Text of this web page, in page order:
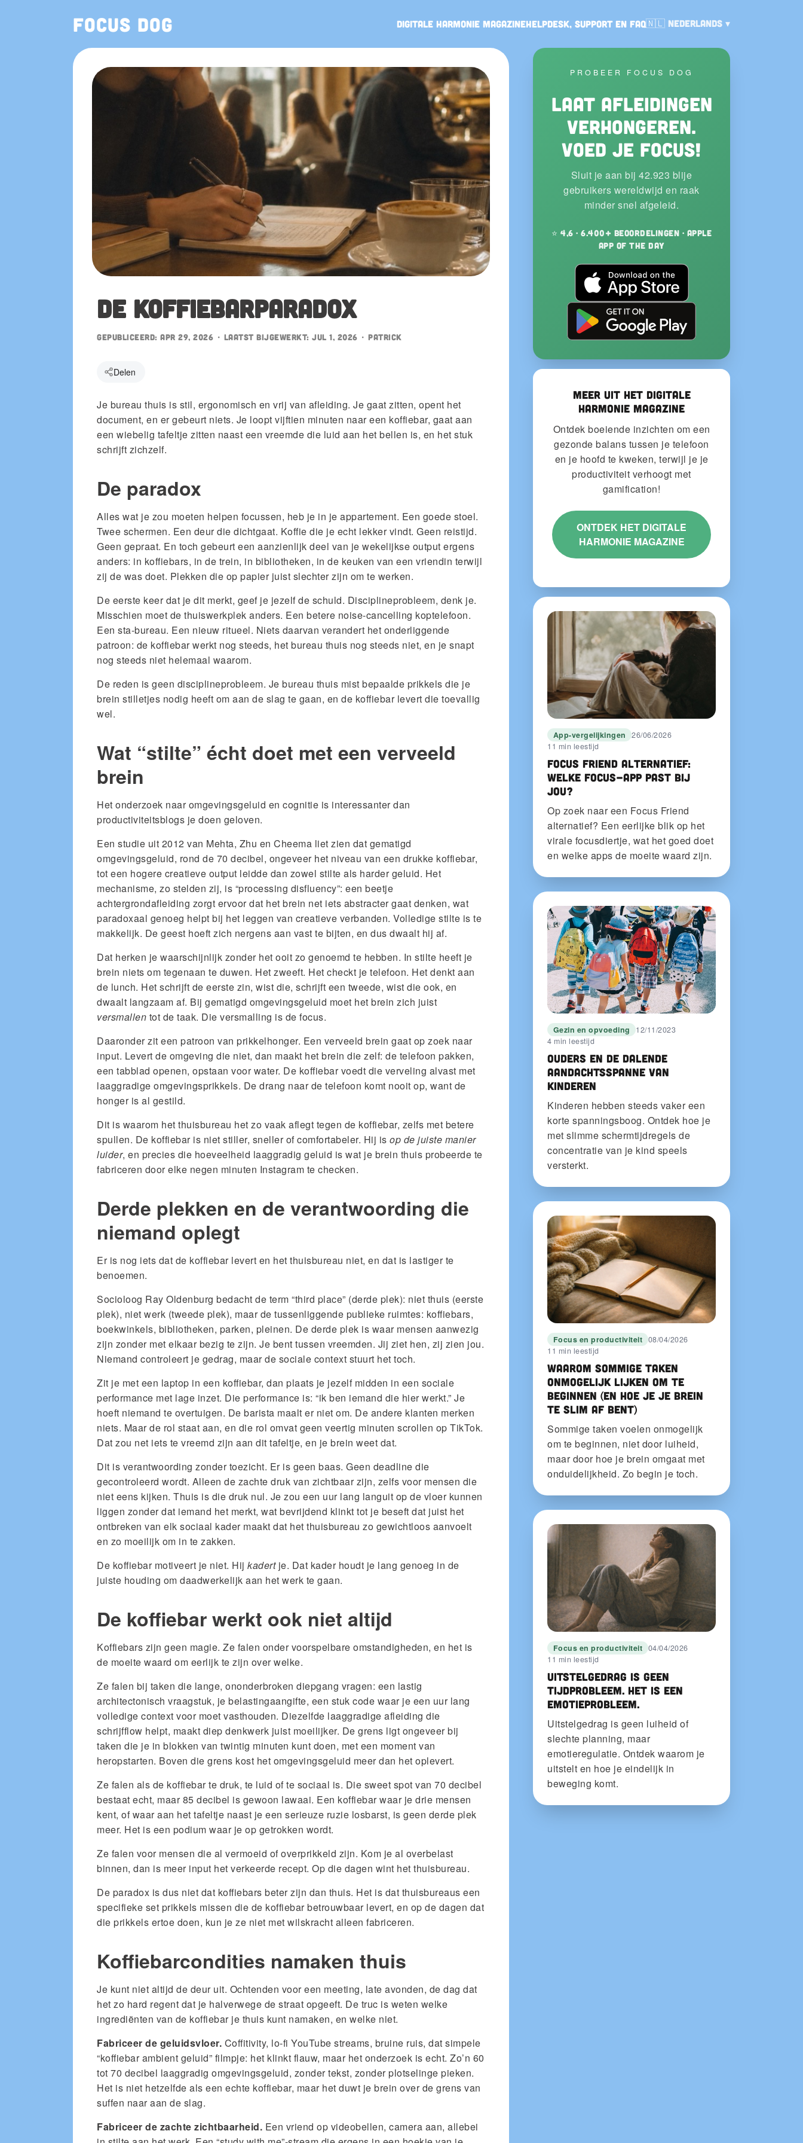
Focus Dog Digitale Harmonie MagazineHelpdesk, support en FAQ🇳🇱 Taal:
Nederlands
De koffiebarparadox
Gepubliceerd: Apr 29, 2026 • Laatst bijgewerkt: Jul 1, 2026 • patrick
Delen
Je bureau thuis is stil, ergonomisch en vrij van afleiding. Je gaat zitten, opent het
document, en er gebeurt niets. Je loopt vijftien minuten naar een koffiebar, gaat aan
een wiebelig tafeltje zitten naast een vreemde die luid aan het bellen is, en het stuk
schrijft zichzelf.
De paradox
Alles wat je zou moeten helpen focussen, heb je in je appartement. Een goede stoel.
Twee schermen. Een deur die dichtgaat. Koffie die je echt lekker vindt. Geen reistijd.
Geen gepraat. En toch gebeurt een aanzienlijk deel van je wekelijkse output ergens
anders: in koffiebars, in de trein, in bibliotheken, in de keuken van een vriendin terwijl
zij de was doet. Plekken die op papier juist slechter zijn om te werken.
De eerste keer dat je dit merkt, geef je jezelf de schuld. Disciplineprobleem, denk je.
Misschien moet de thuiswerkplek anders. Een betere noise-cancelling koptelefoon.
Een sta-bureau. Een nieuw ritueel. Niets daarvan verandert het onderliggende
patroon: de koffiebar werkt nog steeds, het bureau thuis nog steeds niet, en je snapt
nog steeds niet helemaal waarom.
De reden is geen disciplineprobleem. Je bureau thuis mist bepaalde prikkels die je
brein stilletjes nodig heeft om aan de slag te gaan, en de koffiebar levert die toevallig
wel.
Wat “stilte” écht doet met een verveeld
brein
Het onderzoek naar omgevingsgeluid en cognitie is interessanter dan
productiviteitsblogs je doen geloven.
Een studie uit 2012 van Mehta, Zhu en Cheema liet zien dat gematigd
omgevingsgeluid, rond de 70 decibel, ongeveer het niveau van een drukke koffiebar,
tot een hogere creatieve output leidde dan zowel stilte als harder geluid. Het
mechanisme, zo stelden zij, is “processing disfluency”: een beetje
achtergrondafleiding zorgt ervoor dat het brein net iets abstracter gaat denken, wat
paradoxaal genoeg helpt bij het leggen van creatieve verbanden. Volledige stilte is te
makkelijk. De geest hoeft zich nergens aan vast te bijten, en dus dwaalt hij af.
Dat herken je waarschijnlijk zonder het ooit zo genoemd te hebben. In stilte heeft je
brein niets om tegenaan te duwen. Het zweeft. Het checkt je telefoon. Het denkt aan
de lunch. Het schrijft de eerste zin, wist die, schrijft een tweede, wist die ook, en
dwaalt langzaam af. Bij gematigd omgevingsgeluid moet het brein zich juist
versmallen tot de taak. Die versmalling is de focus.
Daaronder zit een patroon van prikkelhonger. Een verveeld brein gaat op zoek naar
input. Levert de omgeving die niet, dan maakt het brein die zelf: de telefoon pakken,
een tabblad openen, opstaan voor water. De koffiebar voedt die verveling alvast met
laaggradige omgevingsprikkels. De drang naar de telefoon komt nooit op, want de
honger is al gestild.
Dit is waarom het thuisbureau het zo vaak aflegt tegen de koffiebar, zelfs met betere
spullen. De koffiebar is niet stiller, sneller of comfortabeler. Hij is op de juiste manier
luider, en precies die hoeveelheid laaggradig geluid is wat je brein thuis probeerde te
fabriceren door elke negen minuten Instagram te checken.
Derde plekken en de verantwoording die
niemand oplegt
Er is nog iets dat de koffiebar levert en het thuisbureau niet, en dat is lastiger te
benoemen.
Socioloog Ray Oldenburg bedacht de term “third place” (derde plek): niet thuis (eerste
plek), niet werk (tweede plek), maar de tussenliggende publieke ruimtes: koffiebars,
boekwinkels, bibliotheken, parken, pleinen. De derde plek is waar mensen aanwezig
zijn zonder met elkaar bezig te zijn. Je bent tussen vreemden. Jij ziet hen, zij zien jou.
Niemand controleert je gedrag, maar de sociale context stuurt het toch.
Zit je met een laptop in een koffiebar, dan plaats je jezelf midden in een sociale
performance met lage inzet. Die performance is: “ik ben iemand die hier werkt.” Je
hoeft niemand te overtuigen. De barista maalt er niet om. De andere klanten merken
niets. Maar de rol staat aan, en die rol omvat geen veertig minuten scrollen op TikTok.
Dat zou net iets te vreemd zijn aan dit tafeltje, en je brein weet dat.
Dit is verantwoording zonder toezicht. Er is geen baas. Geen deadline die
gecontroleerd wordt. Alleen de zachte druk van zichtbaar zijn, zelfs voor mensen die
niet eens kijken. Thuis is die druk nul. Je zou een uur lang languit op de vloer kunnen
liggen zonder dat iemand het merkt, wat bevrijdend klinkt tot je beseft dat juist het
ontbreken van elk sociaal kader maakt dat het thuisbureau zo gewichtloos aanvoelt
en zo moeilijk om in te zakken.
De koffiebar motiveert je niet. Hij kadertje. Dat kader houdt je lang genoeg in de
juiste houding om daadwerkelijk aan het werk te gaan.
De koffiebar werkt ook niet altijd
Koffiebars zijn geen magie. Ze falen onder voorspelbare omstandigheden, en het is
de moeite waard om eerlijk te zijn over welke.
Ze falen bij taken die lange, ononderbroken diepgang vragen: een lastig
architectonisch vraagstuk, je belastingaangifte, een stuk code waar je een uur lang
volledige context voor moet vasthouden. Diezelfde laaggradige afleiding die
schrijfflow helpt, maakt diep denkwerk juist moeilijker. De grens ligt ongeveer bij
taken die je in blokken van twintig minuten kunt doen, met een moment van
heropstarten. Boven die grens kost het omgevingsgeluid meer dan het oplevert.
Ze falen als de koffiebar te druk, te luid of te sociaal is. Die sweet spot van 70 decibel
bestaat echt, maar 85 decibel is gewoon lawaai. Een koffiebar waar je drie mensen
kent, of waar aan het tafeltje naast je een serieuze ruzie losbarst, is geen derde plek
meer. Het is een podium waar je op getrokken wordt.
Ze falen voor mensen die al vermoeid of overprikkeld zijn. Kom je al overbelast
binnen, dan is meer input het verkeerde recept. Op die dagen wint het thuisbureau.
De paradox is dus niet dat koffiebars beter zijn dan thuis. Het is dat thuisbureaus een
specifieke set prikkels missen die de koffiebar betrouwbaar levert, en op de dagen dat
die prikkels ertoe doen, kun je ze niet met wilskracht alleen fabriceren.
Koffiebarcondities namaken thuis
Je kunt niet altijd de deur uit. Ochtenden voor een meeting, late avonden, de dag dat
het zo hard regent dat je halverwege de straat opgeeft. De truc is weten welke
ingrediënten van de koffiebar je thuis kunt namaken, en welke niet.
Fabriceer de geluidsvloer. Coffitivity, lo-fi YouTube streams, bruine ruis, dat simpele
“koffiebar ambient geluid” filmpje: het klinkt flauw, maar het onderzoek is echt. Zo’n 60
tot 70 decibel laaggradig omgevingsgeluid, zonder tekst, zonder plotselinge pieken.
Het is niet hetzelfde als een echte koffiebar, maar het duwt je brein over de grens van
suffen naar aan de slag.
Fabriceer de zachte zichtbaarheid. Een vriend op videobellen, camera aan, allebei
PROBEER FOCUS DOG
Laat afleidingen
verhongeren.
Voed je focus!
Sluit je aan bij 42.923 blije
gebruikers wereldwijd en raak
minder snel afgeleid.
⭐ 4,6 · 6.400+ beoordelingen · Apple
App of the Day
Ook in de App Store
Meer uit het Digitale
Harmonie Magazine
Ontdek boeiende inzichten om een
gezonde balans tussen je telefoon
en je hoofd te kweken, terwijl je je
productiviteit verhoogt met
gamification!
ONTDEK HET DIGITALE
HARMONIE MAGAZINE
App-vergelijkingen
26/06/2026
11 min leestijd
Focus Friend alternatief:
welke focus-app past bij
jou?
Op zoek naar een Focus Friend
alternatief? Een eerlijke blik op het
virale focusdiertje, wat het goed doet
en welke apps de moeite waard zijn.
Gezin en opvoeding
12/11/2023
4 min leestijd
Ouders en de dalende
aandachtsspanne van
kinderen
Kinderen hebben steeds vaker een
korte spanningsboog. Ontdek hoe je
met slimme schermtijdregels de
concentratie van je kind speels
versterkt.
Focus en productiviteit 08/04/2026
11 min leestijd
Waarom sommige taken
onmogelijk lijken om te
beginnen (en hoe je je brein
te slim af bent)
Sommige taken voelen onmogelijk
om te beginnen, niet door luiheid,
maar door hoe je brein omgaat met
onduidelijkheid. Zo begin je toch.
Focus en productiviteit 04/04/2026
11 min leestijd
Uitstelgedrag is geen
tijdprobleem. Het is een
emotieprobleem.
Uitstelgedrag is geen luiheid of
slechte planning, maar
emotieregulatie. Ontdek waarom je
uitstelt en hoe je eindelijk in
beweging komt.